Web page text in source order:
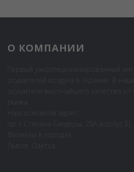
О КОМПАНИИ